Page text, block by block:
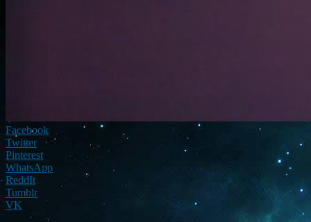
Facebook
Twitter
Pinterest
WhatsApp
ReddIt
Tumblr
VK